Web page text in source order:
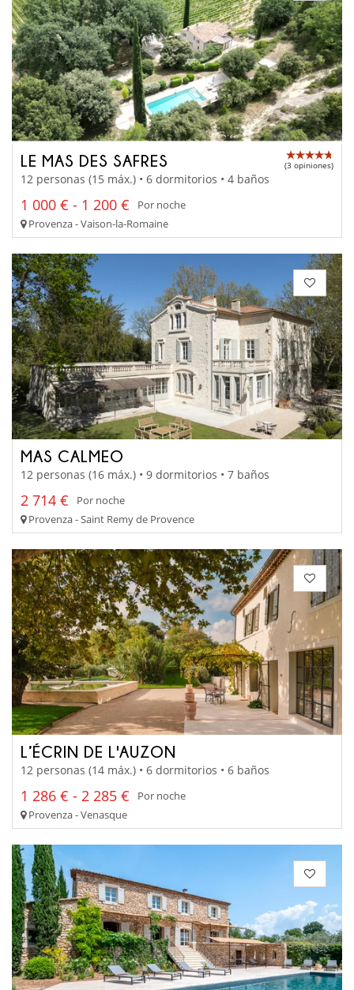
LE MAS DES SAFRES (3 opiniones)
12 personas (15 máx.) • 6 dormitorios • 4 baños
1 000 € - 1 200 €
Por noche
Provenza - Vaison-la-Romaine
MAS CALMEO
12 personas (16 máx.) • 9 dormitorios • 7 baños
2 714 €
Por noche
Provenza - Saint Remy de Provence
L’ÉCRIN DE L'AUZON
12 personas (14 máx.) • 6 dormitorios • 6 baños
1 286 € - 2 285 €
Por noche
Provenza - Venasque